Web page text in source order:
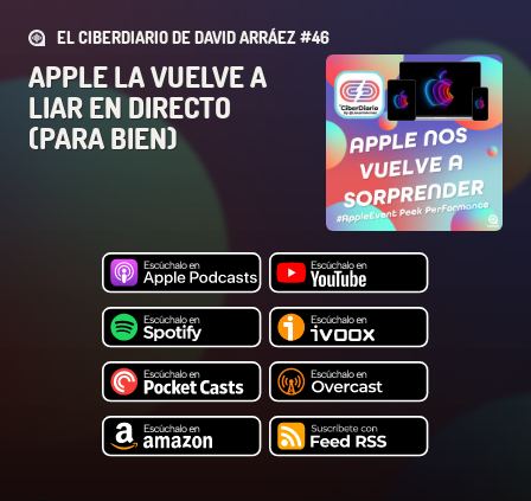
EL CIBERDIARIO DE DAVID ARRÁEZ #46
APPLE LA VUELVE A
LIAR EN DIRECTO
(PARA BIEN)